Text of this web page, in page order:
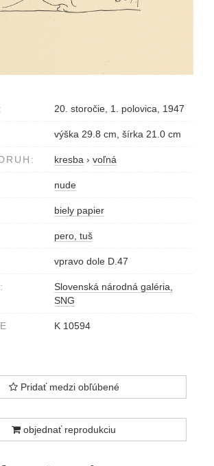
20. storočie, 1. polovica, 1947
výška 29.8 cm, šírka 21.0 cm
kresba › voľná
nude
biely papier
pero, tuš
vpravo dole D.47
Slovenská národná galéria,
SNG
K 10594
Pridať medzi obľúbené
objednať reprodukciu